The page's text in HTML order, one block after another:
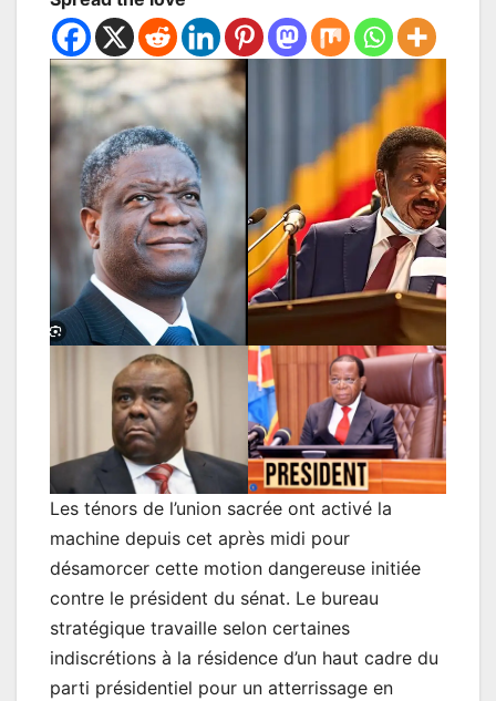
Les ténors de l’union sacrée ont activé la
machine depuis cet après midi pour
désamorcer cette motion dangereuse initiée
contre le président du sénat. Le bureau
stratégique travaille selon certaines
indiscrétions à la résidence d’un haut cadre du
parti présidentiel pour un atterrissage en